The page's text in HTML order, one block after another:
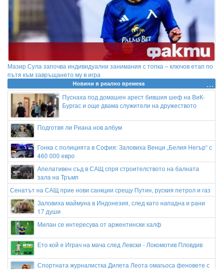
Мазир Сула започва индивидуални занимания с топка – ключов етап по
пътя към завръщането му в игра
Новини в реално времеss
Пуснаха под домашен арест бившия шеф на ВиК-
Бургас и още двама служители на дружеството
Подготвя ли Риана нов албум
Гонка с полицията в София: Заловиха Венци „Белия Негър“ с
460 000 евро
Апелативен съд в САЩ спря строителството на балната
зала на Тръмп
Сенатът на САЩ прие нови санкции срещу Путин, руския петрол и газ
Заловиха маймуна в Индонезия, след като нападна и рани
17 души
Милан се интересува от аржентински халф
Ето кой е Играч на мача след Левски - Локомотив Пловдив
Спортната журналистка Дилета Леота омагьоса феновете с